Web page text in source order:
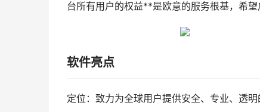
台所有用户的权益**是欧意的服务根基，希望
软件亮点
定位：致力为全球用户提供安全、专业、透明